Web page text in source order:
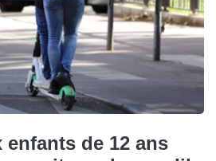
de 12 ans